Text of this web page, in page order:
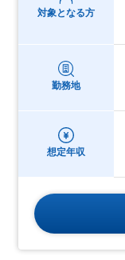
対象となる方
勤務地
想定年収